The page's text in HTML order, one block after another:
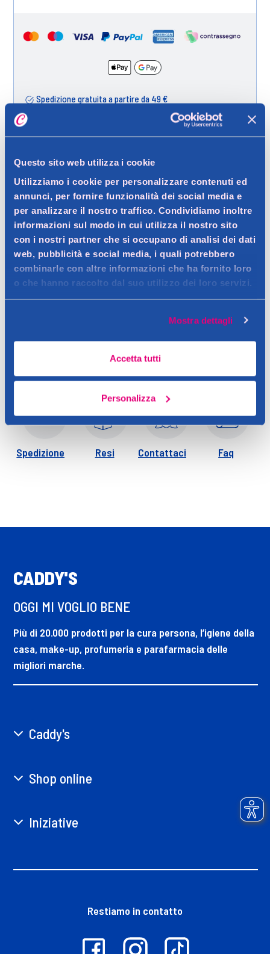
Questo sito web utilizza i cookie
Utilizziamo i cookie per personalizzare contenuti ed
annunci, per fornire funzionalità dei social media e
per analizzare il nostro traffico. Condividiamo inoltre
informazioni sul modo in cui utilizza il nostro sito
con i nostri partner che si occupano di analisi dei dati
web, pubblicità e social media, i quali potrebbero
combinarle con altre informazioni che ha fornito loro
o che hanno raccolto dal suo utilizzo dei loro servizi.
Mostra dettagli
Accetta tutti
Personalizza
Spedizione gratuita a partire da 49 €
Ritiro in negozio gratuito per i clienti registrati
Dettagli prodotto
Descrizione
Shampoo capelli secchi
Contatto del produttore
Dettagli
origine naturale: la sua leggera schiuma deterge con
delicatezza e rigenera i ricci senza appesantirli! Per ricci
intensamente nutriti, riparati e a molla!
Spedizione Resi Contattaci Faq
CADDY'S
OGGI MI VOGLIO BENE
Più di 20.000 prodotti per la cura persona, l’igiene della
casa, make-up, profumeria e parafarmacia delle
migliori marche.
Caddy's
Shop online
Iniziative
Restiamo in contatto